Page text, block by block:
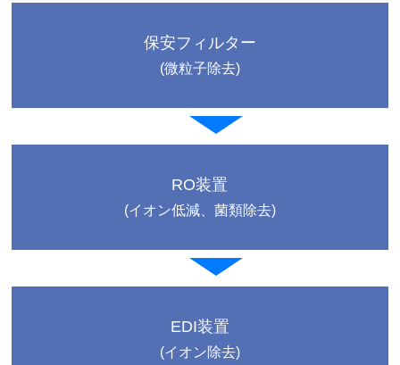
保安フィルター
(微粒子除去)
RO装置
(イオン低減、菌類除去)
EDI装置
(イオン除去)